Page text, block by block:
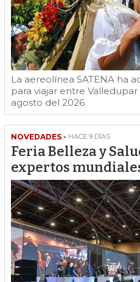
La aereolínea SATENA ha
para viajar entre
agosto del 2026
NOVEDADES - HACE 9 DÍAS
Feria Belleza y
expertos